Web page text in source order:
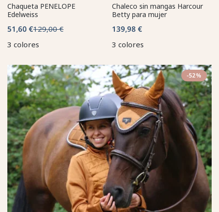
Chaqueta PENELOPE
Edelweiss
51,60 €129,00 €
3 colores
Chaleco sin mangas Harcour
Betty para mujer
139,98 €
3 colores
-52%